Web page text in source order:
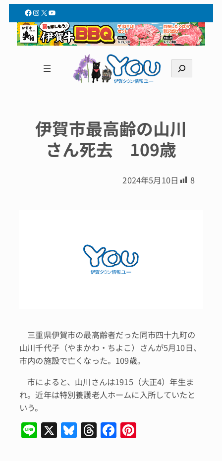
Facebook
Instagram
X YouTube
索
伊賀市最高齢の山川
さん死去 109歳
2024年5月10日 8
三重県伊賀市の最高齢者だった同市四十九町の
山川千代子（やまかわ・ちよこ）さんが5月10日、
市内の施設で亡くなった。109歳。
市によると、山川さんは1915（大正4）年生ま
れ。近年は特別養護老人ホームに入所していたと
いう。
Li X Bl T F